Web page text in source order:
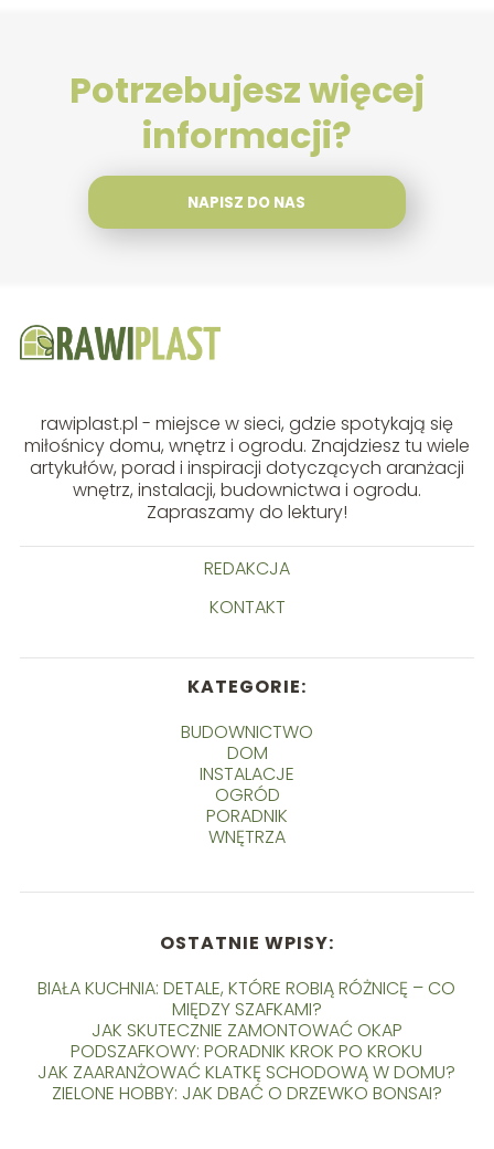
Potrzebujesz więcej
informacji?
NAPISZ DO NAS
rawiplast.pl - miejsce w sieci, gdzie spotykają się
miłośnicy domu, wnętrz i ogrodu. Znajdziesz tu wiele
artykułów, porad i inspiracji dotyczących aranżacji
wnętrz, instalacji, budownictwa i ogrodu.
Zapraszamy do lektury!
REDAKCJA
KONTAKT
KATEGORIE:
BUDOWNICTWO
DOM
INSTALACJE
OGRÓD
PORADNIK
WNĘTRZA
OSTATNIE WPISY:
BIAŁA KUCHNIA: DETALE, KTÓRE ROBIĄ RÓŻNICĘ – CO
MIĘDZY SZAFKAMI?
JAK SKUTECZNIE ZAMONTOWAĆ OKAP
PODSZAFKOWY: PORADNIK KROK PO KROKU
JAK ZAARANŻOWAĆ KLATKĘ SCHODOWĄ W DOMU?
ZIELONE HOBBY: JAK DBAĆ O DRZEWKO BONSAI?